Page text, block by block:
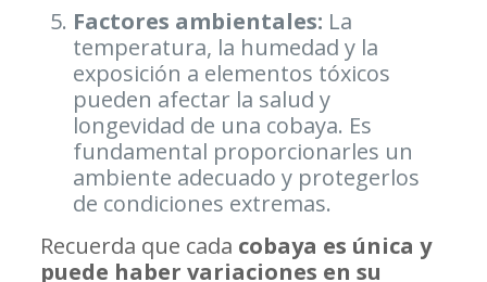
Factores ambientales: La
temperatura, la humedad y la
exposición a elementos tóxicos
pueden afectar la salud y
longevidad de una cobaya. Es
fundamental proporcionarles un
ambiente adecuado y protegerlos
de condiciones extremas.
Recuerda que cada cobaya es única y
puede haber variaciones en su